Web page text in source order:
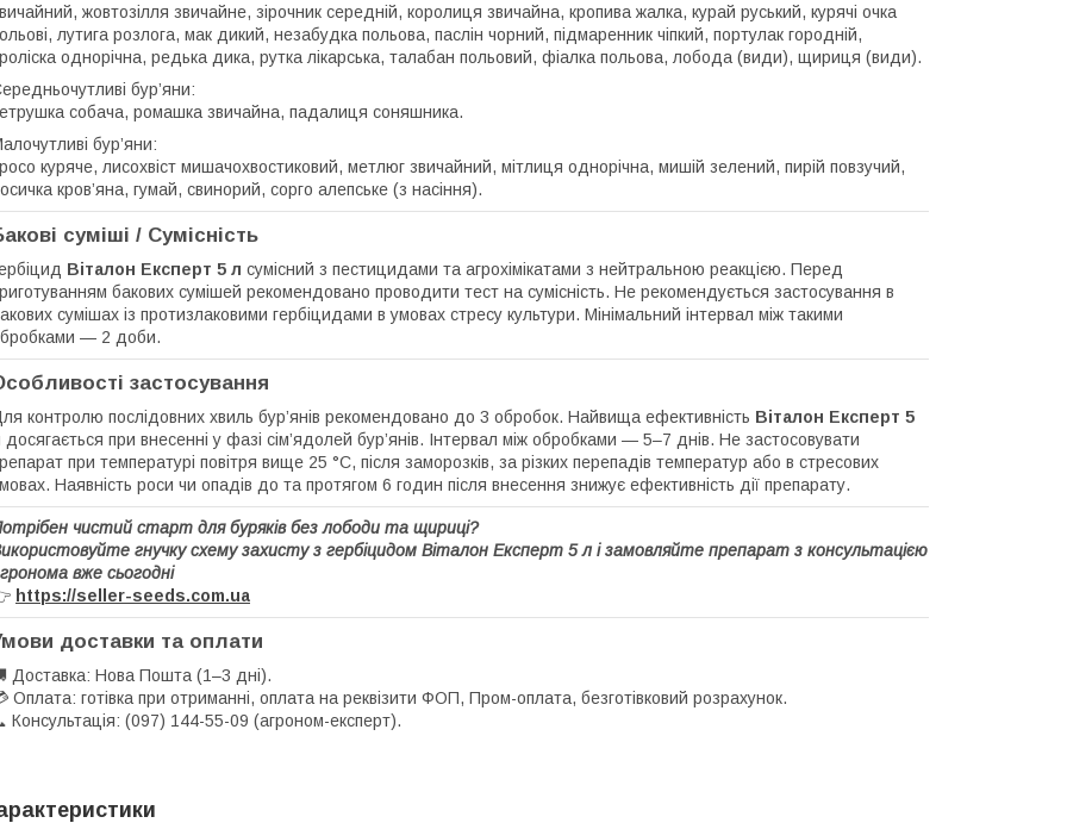
жовтозілля звичайне, зірочник середній, королиця звичайна, кропива жалка, курай руський, курячі очка
лутига розлога, мак дикий, незабудка польова, паслін чорний, підмаренник чіпкий, портулак городній,
однорічна, редька дика, рутка лікарська, талабан польовий, фіалка польова, лобода (види), щириця (види).
бур’яни:
собача, ромашка звичайна, падалиця соняшника.
бур’яни:
куряче, лисохвіст мишачохвостиковий, метлюг звичайний, мітлиця однорічна, мишій зелений, пирій повзучий,
кров’яна, гумай, свинорий, сорго алепське (з насіння).
суміші / Сумісність
Віталон Експерт 5 л сумісний з пестицидами та агрохімікатами з нейтральною реакцією. Перед
бакових сумішей рекомендовано проводити тест на сумісність. Не рекомендується застосування в
сумішах із протизлаковими гербіцидами в умовах стресу культури. Мінімальний інтервал між такими
— 2 доби.
застосування
контролю послідовних хвиль бур’янів рекомендовано до 3 обробок. Найвища ефективність Віталон Експерт 5
досягається при внесенні у фазі сім’ядолей бур’янів. Інтервал між обробками — 5–7 днів. Не застосовувати
при температурі повітря вище 25 °С, після заморозків, за різких перепадів температур або в стресових
Наявність роси чи опадів до та протягом 6 годин після внесення знижує ефективність дії препарату.
чистий старт для буряків без лободи та щириці?
гнучку схему захисту з гербіцидом Віталон Експерт 5 л і замовляйте препарат з консультацією
вже сьогодні
https://seller-seeds.com.ua
доставки та оплати
Доставка: Нова Пошта (1–3 дні).
Оплата: готівка при отриманні, оплата на реквізити ФОП, Пром-оплата, безготівковий розрахунок.
Консультація: (097) 144-55-09 (агроном-експерт).